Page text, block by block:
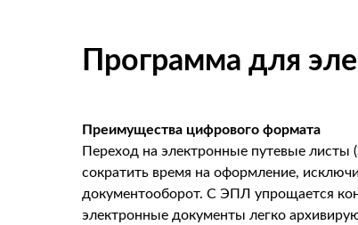
Программа для
Преимущества цифрового формата
Переход на электронные путевые
сократить время на оформление,
документооборот. С ЭПЛ упрощается
электронные документы легко